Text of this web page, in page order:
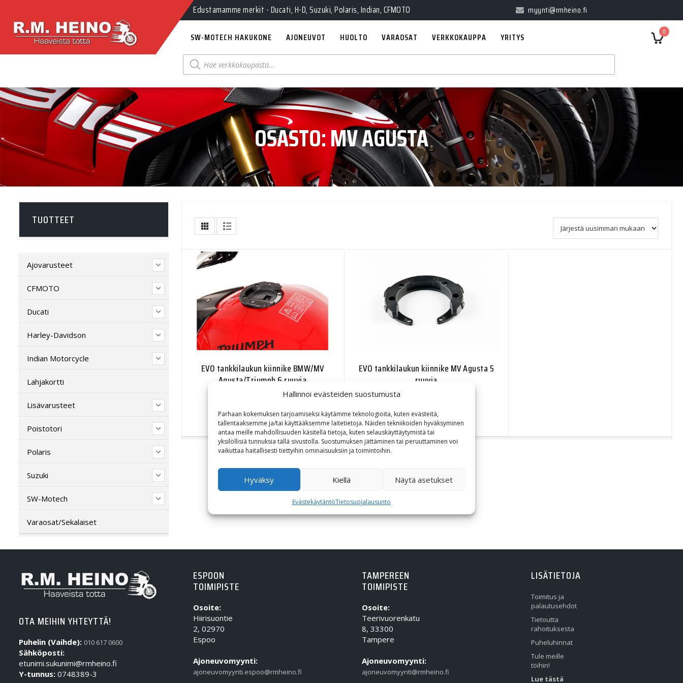
Hallinnoi evästeiden suostumusta
Parhaan kokemuksen tarjoamiseksi käytämme teknologioita, kuten evästeitä,
tallentaaksemme ja/tai käyttääksemme laitetietoja. Näiden tekniikoiden hyväksyminen
antaa meille mahdollisuuden käsitellä tietoja, kuten selauskäyttäytymistä tai
yksilöllisiä tunnuksia tällä sivustolla. Suostumuksen jättäminen tai peruuttaminen voi
vaikuttaa haitallisesti tiettyihin ominaisuuksiin ja toimintoihin.
Hyväksy Kiellä Näytä asetukset
EvästekäytäntöTietosuojalausunto
Edustamamme merkit - Ducati, H-D, Suzuki, Polaris, Indian, CFMOTO myynti@rmheino.fi
0
SW-MOTECH HAKUKONE AJONEUVOT HUOLTO VARAOSAT VERKKOKAUPPA YRITYS
Products
search
OSASTO:MV AGUSTA
EVO tankkilaukun kiinnike BMW/MV
Agusta/Triumph 6 ruuvia
30,40€
EVO tankkilaukun kiinnike MV Agusta 5
ruuvia
31,40€
TUOTTEET
Ajovarusteet
CFMOTO
Ducati
Harley-Davidson
Indian Motorcycle
Lahjakortti
Lisävarusteet
Poistotori
Polaris
Suzuki
SW-Motech
Varaosat/Sekalaiset
OTA MEIHIN YHTEYTTÄ!
Puhelin (Vaihde): 010 617 0600
Sähköposti:
etunimi.sukunimi@rmheino.fi
Y-tunnus: 0748389-3
ESPOON
TOIMIPISTE
Osoite:
Hiirisuontie
2, 02970
Espoo
Ajoneuvomyynti:
ajoneuvomyynti.espoo@rmheino.fi
TAMPEREEN
TOIMIPISTE
Osoite:
Teerivuorenkatu
8, 33300
Tampere
Ajoneuvomyynti:
ajoneuvomyynti@rmheino.fi
LISÄTIETOJA
Toimitus ja
palautusehdot
Tietoutta
rahoituksesta
Puheluhinnat
Tule meille
töihin!
Lue tästä